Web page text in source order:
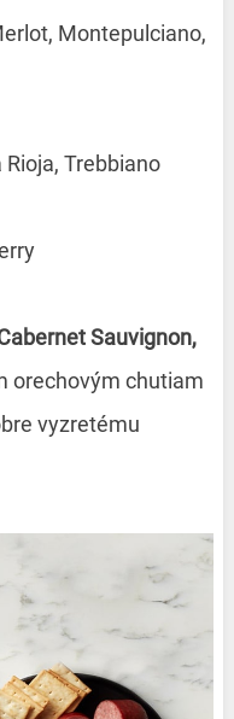
Montepulciano,
Trebbiano
Sauvignon,
orechovým chutiam
vyzretému